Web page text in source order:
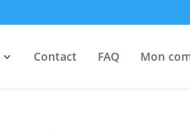
Contact FAQ Mon